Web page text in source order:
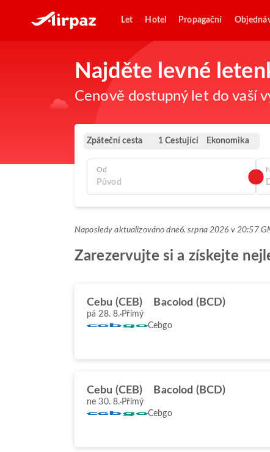
Let Hotel Propagační
Najděte levné
Cenově dostupný let do vaší
Zpáteční cesta 1 Cestující Ekonomika
Od
Naposledy aktualizováno dne6. srpna 2026 v 20:57
Zarezervujte si a získejte
Cebu (CEB) Bacolod (BCD)
pá 28. 8. Přímý
Cebgo
Cebu (CEB) Bacolod (BCD)
ne 30. 8. Přímý
Cebgo